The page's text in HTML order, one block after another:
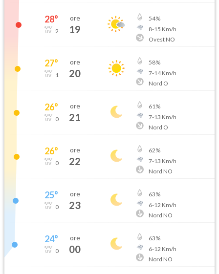
28°
2
ore
19
54%
8-15 Km/h
Ovest NO
27°
1
ore
20
58%
7-14Km/h
Nord O
26°
0
ore
21
61%
7-13 Km/h
Nord O
26°
0
ore
22
62%
7-13 Km/h
Nord NO
25°
0
ore
23
63%
6-12 Km/h
Nord NO
24°
0
ore
00
63%
6-12 Km/h
Nord NO